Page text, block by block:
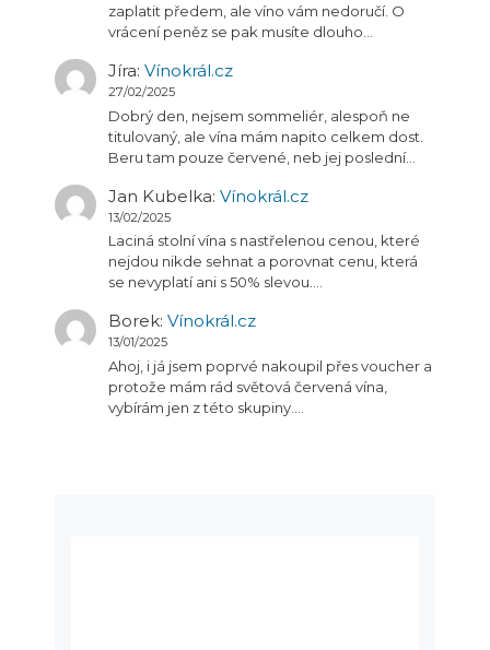
zaplatit předem, ale víno vám nedoručí. O
vrácení peněz se pak musíte dlouho…
Jíra: Vínokrál.cz
27/02/2025
Dobrý den, nejsem sommeliér, alespoň ne
titulovaný, ale vína mám napito celkem dost.
Beru tam pouze červené, neb jej poslední…
Jan Kubelka: Vínokrál.cz
13/02/2025
Laciná stolní vína s nastřelenou cenou, které
nejdou nikde sehnat a porovnat cenu, která
se nevyplatí ani s 50% slevou.…
Borek: Vínokrál.cz
13/01/2025
Ahoj, i já jsem poprvé nakoupil přes voucher a
protože mám rád světová červená vína,
vybírám jen z této skupiny.…